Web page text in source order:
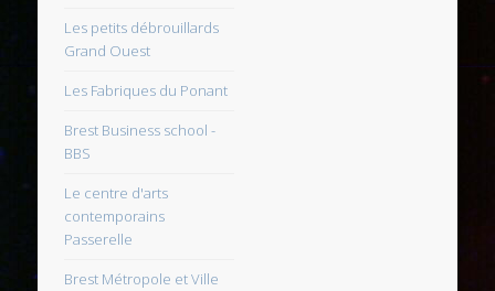
Les petits débrouillards
Grand Ouest
Les Fabriques du Ponant
Brest Business school -
BBS
Le centre d'arts
contemporains
Passerelle
Brest Métropole et Ville